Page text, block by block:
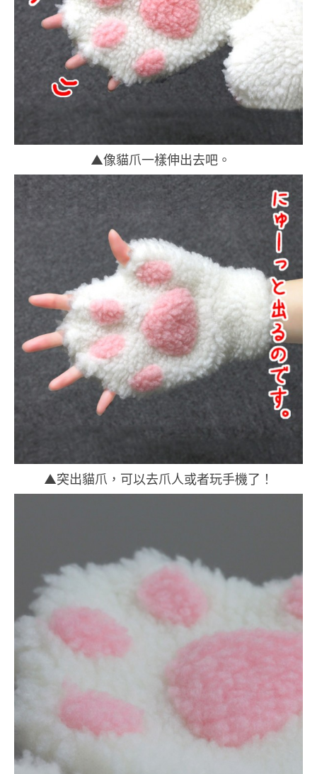
▲像貓爪一樣伸出去吧。
▲突出貓爪，可以去爪人或者玩手機了！